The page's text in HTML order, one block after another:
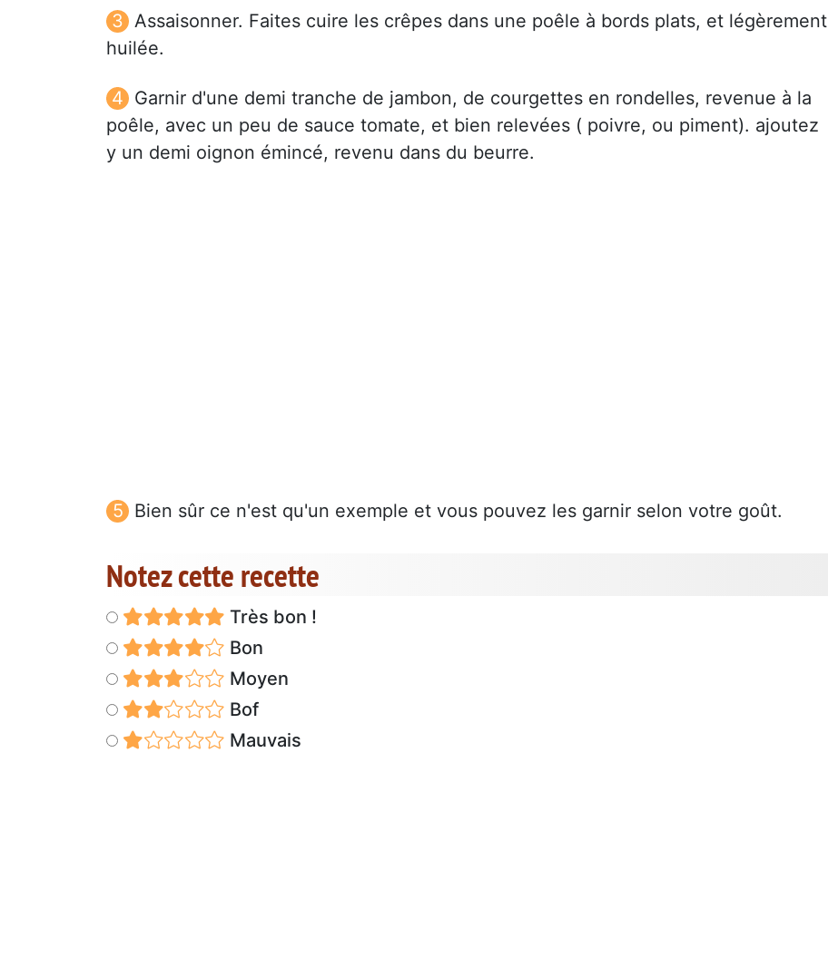
Assaisonner. Faites cuire les crêpes dans une poêle à bords plats, et légèrement
huilée.
Garnir d'une demi tranche de jambon, de courgettes en rondelles, revenue à la
poêle, avec un peu de sauce tomate, et bien relevées ( poivre, ou piment). ajoutez
y un demi oignon émincé, revenu dans du beurre.
Bien sûr ce n'est qu'un exemple et vous pouvez les garnir selon votre goût.
Notez cette recette
Très bon !
Bon
Moyen
Bof
Mauvais